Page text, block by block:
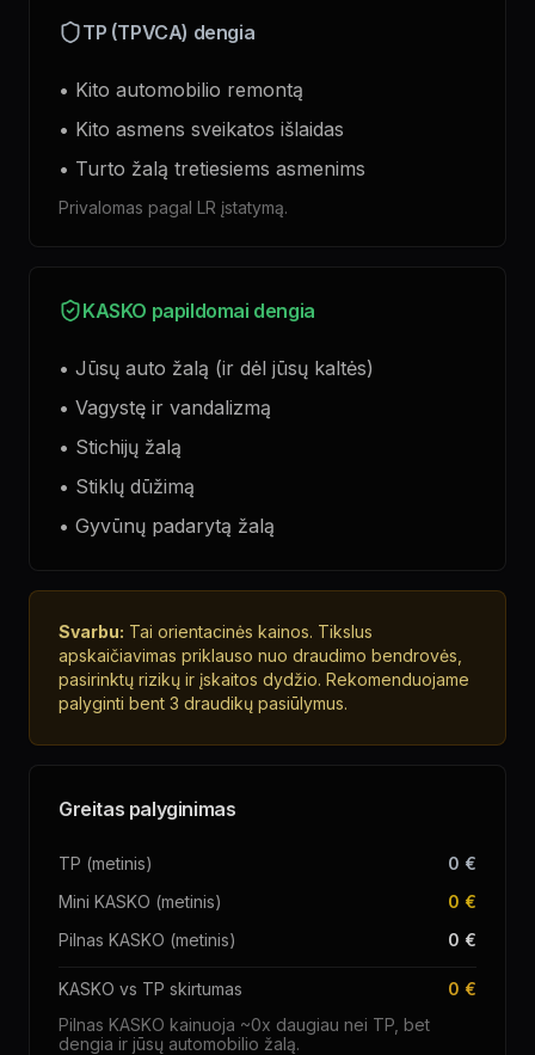
TP (TPVCA) dengia
• Kito automobilio remontą
• Kito asmens sveikatos išlaidas
• Turto žalą tretiesiems asmenims
Privalomas pagal LR įstatymą.
KASKO papildomai dengia
• Jūsų auto žalą (ir dėl jūsų kaltės)
• Vagystę ir vandalizmą
• Stichijų žalą
• Stiklų dūžimą
• Gyvūnų padarytą žalą
Svarbu: Tai orientacinės kainos. Tikslus
apskaičiavimas priklauso nuo draudimo bendrovės,
pasirinktų rizikų ir įskaitos dydžio. Rekomenduojame
palyginti bent 3 draudikų pasiūlymus.
Greitas palyginimas
TP (metinis)
0 €
Mini KASKO (metinis)
0 €
Pilnas KASKO (metinis)
0 €
KASKO vs TP skirtumas
0 €
Pilnas KASKO kainuoja ~0x daugiau nei TP, bet
dengia ir jūsų automobilio žalą.